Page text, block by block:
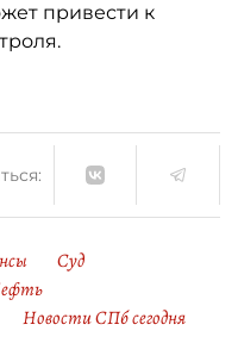
привести к
Суд
Новости СПб сегодня